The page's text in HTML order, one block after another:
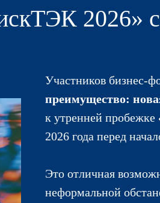
2026»
Участников бизнес-
преимущество:
к утренней пробежке
2026 года перед
Это отличная
неформальной